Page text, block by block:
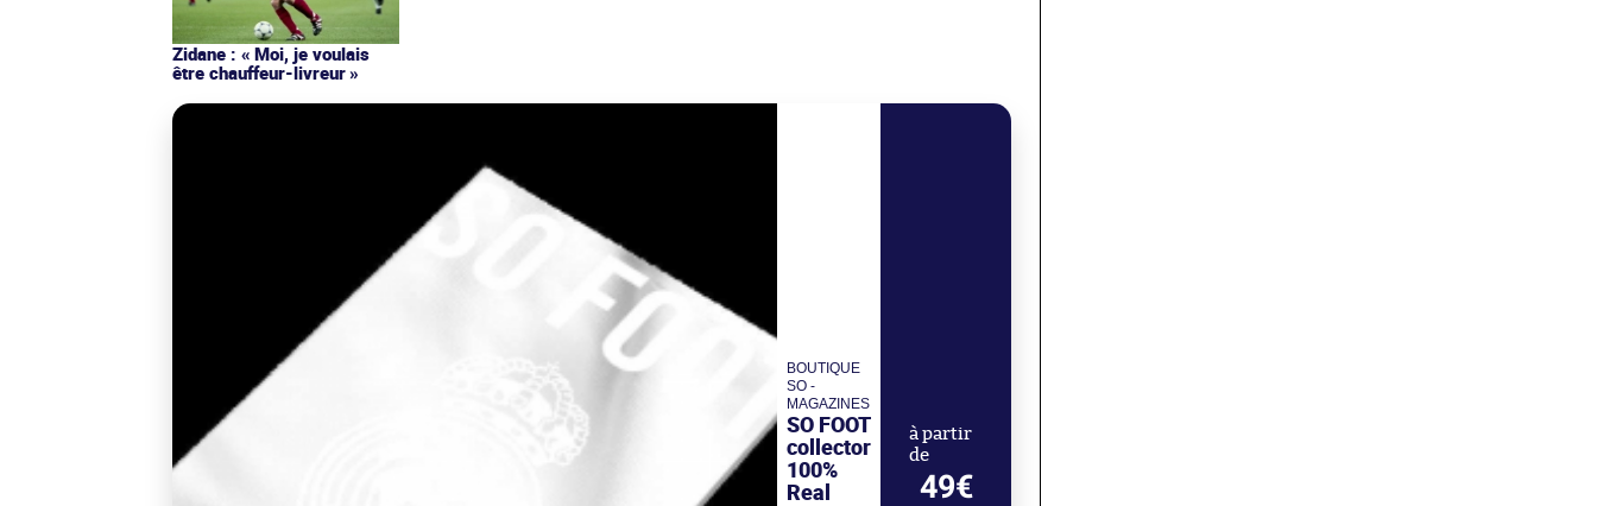
Zidane : « Moi, je voulais
être chauffeur-livreur »
BOUTIQUE
SO -
MAGAZINES
SO FOOT
collector
100%
Real
à partir
de
49€